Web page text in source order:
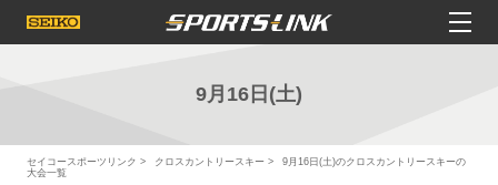
9月16日(土)
セイコースポーツリンク クロスカントリースキー
9月16日(土)のクロスカントリースキーの
大会一覧